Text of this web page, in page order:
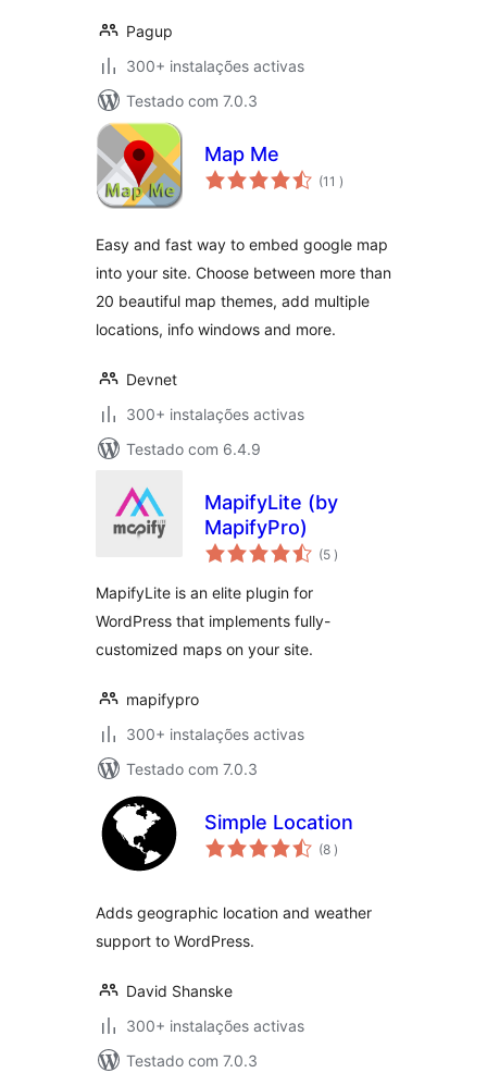
Pagup
300+ instalações activas
Testado com 7.0.3
Map Me
(11 classificações
)
Easy and fast way to embed google map
into your site. Choose between more than
20 beautiful map themes, add multiple
locations, info windows and more.
Devnet
300+ instalações activas
Testado com 6.4.9
MapifyLite (by
MapifyPro)
(5 classificações
)
MapifyLite is an elite plugin for
WordPress that implements fully-
customized maps on your site.
mapifypro
300+ instalações activas
Testado com 7.0.3
Simple Location
(8 classificações
)
Adds geographic location and weather
support to WordPress.
David Shanske
300+ instalações activas
Testado com 7.0.3